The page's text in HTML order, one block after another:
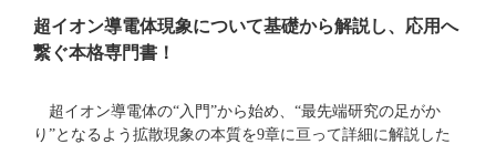
超イオン導電体現象について基礎から解説し、応用へ
繋ぐ本格専門書！
超イオン導電体の“入門”から始め、“最先端研究の足がか
り”となるよう拡散現象の本質を9章に亘って詳細に解説した